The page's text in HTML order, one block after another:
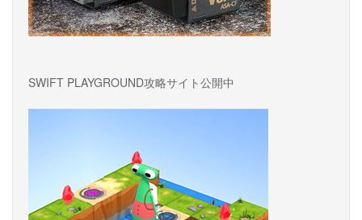
SWIFT PLAYGROUND攻略サイト公開中